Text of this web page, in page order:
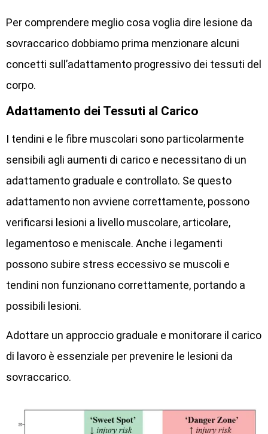
Per comprendere meglio cosa voglia dire lesione da
sovraccarico dobbiamo prima menzionare alcuni
concetti sull’adattamento progressivo dei tessuti del
corpo.
Adattamento dei Tessuti al Carico
I tendini e le fibre muscolari sono particolarmente
sensibili agli aumenti di carico e necessitano di un
adattamento graduale e controllato. Se questo
adattamento non avviene correttamente, possono
verificarsi lesioni a livello muscolare, articolare,
legamentoso e meniscale. Anche i legamenti
possono subire stress eccessivo se muscoli e
tendini non funzionano correttamente, portando a
possibili lesioni.
Adottare un approccio graduale e monitorare il carico
di lavoro è essenziale per prevenire le lesioni da
sovraccarico.